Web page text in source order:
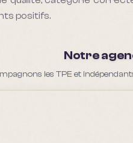
positifs.
Notre
les TPE et